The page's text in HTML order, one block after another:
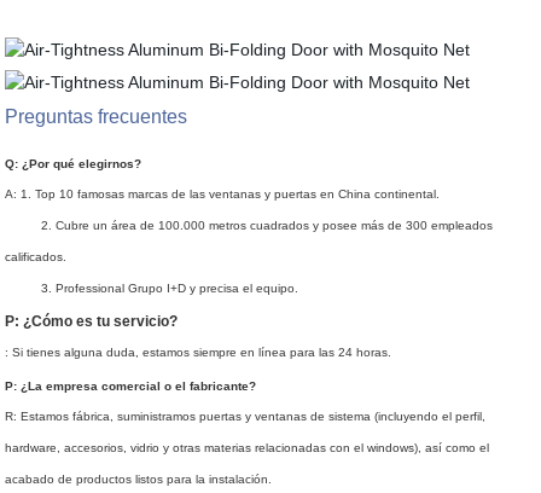
Preguntas frecuentes
Q: ¿Por qué elegirnos?
A: 1. Top 10 famosas marcas de las ventanas y puertas en China continental.
2. Cubre un área de 100.000 metros cuadrados y posee más de 300 empleados
calificados.
3. Professional Grupo I+D y precisa el equipo.
P: ¿Cómo es tu servicio?
: Si tienes alguna duda, estamos siempre en línea para las 24 horas.
P: ¿La empresa comercial o el fabricante?
R: Estamos fábrica, suministramos puertas y ventanas de sistema (incluyendo el perfil,
hardware, accesorios, vidrio y otras materias relacionadas con el windows), así como el
acabado de productos listos para la instalación.